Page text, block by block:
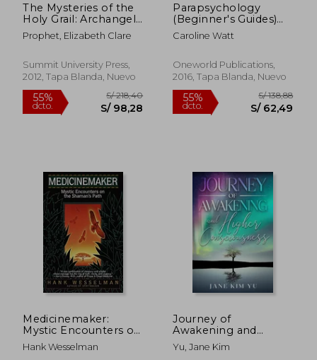
S/ 55,00
The Mysteries of the
Holy Grail: Archangel
Gabriel (en Inglés)
Prophet, Elizabeth Clare
Summit University Press,
2012, Tapa Blanda, Nuevo
Parapsychology
(Beginner's Guides)
(en Inglés)
Caroline Watt
Oneworld Publications,
2016, Tapa Blanda, Nuevo
Medicinemaker:
Mystic Encounters on
the Shaman's Path
(en Inglés)
Hank Wesselman
Journey of
Awakening and
Higher Consciousness
(en Inglés)
Yu, Jane Kim